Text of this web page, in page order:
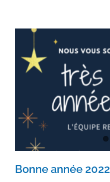
Bonne année 2022